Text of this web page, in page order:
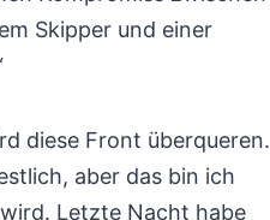
Skipper und einer
diese Front überqueren.
aber das bin ich
Letzte Nacht habe